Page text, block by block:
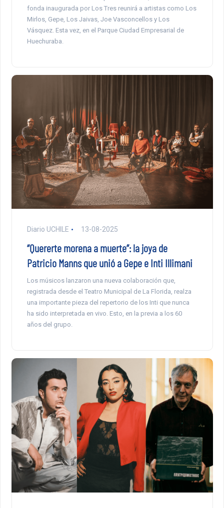
fonda inaugurada por Los Tres reunirá a artistas como Los
Mirlos, Gepe, Los Jaivas, Joe Vasconcellos y Los
Vásquez. Esta vez, en el Parque Ciudad Empresarial de
Huechuraba.
Diario UCHILE 13-08-2025
“Quererte morena a muerte”: la joya de
Patricio Manns que unió a Gepe e Inti Illimani
Los músicos lanzaron una nueva colaboración que,
registrada desde el Teatro Municipal de La Florida, realza
una importante pieza del repertorio de los Inti que nunca
ha sido interpretada en vivo. Esto, en la previa a los 60
años del grupo.